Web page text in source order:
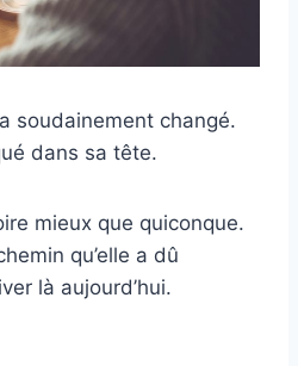
soudainement changé.
dans sa tête.
mieux que quiconque.
qu’elle a dû
là aujourd’hui.